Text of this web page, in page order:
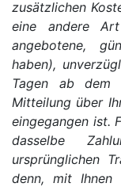
zusätzlichen
eine andere
angebotene,
haben),
Tagen ab dem
Mitteilung über
eingegangen ist.
dasselbe
ursprünglichen
denn, mit Ihnen